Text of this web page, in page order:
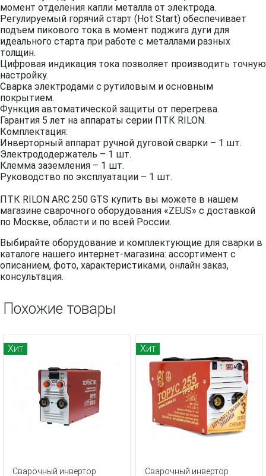
момент отделения капли металла от электрода.
Регулируемый горячий старт (Hot Start) обеспечивает
подъем пикового тока в момент поджига дуги для
идеального старта при работе с металлами разных
толщин.
Цифровая индикация тока позволяет производить точную
настройку.
Сварка электродами с рутиловым и основным
покрытием.
Функция автоматической защиты от перегрева.
Гарантия 5 лет на аппараты серии ПТК RILON.
Комплектация:
Инверторный аппарат ручной дуговой сварки – 1 шт.
Электрододержатель – 1 шт.
Клемма заземления – 1 шт.
Руководство по эксплуатации – 1 шт.
ПТК RILON ARC 250 GTS купить вы можете в нашем
магазине сварочного оборудования «ZEUS» с доставкой
по Москве, области и по всей России.
Выбирайте оборудование и комплектующие для сварки в
каталоге нашего интернет-магазина: ассортимент с
описанием, фото, характеристиками, онлайн заказ,
консультация.
Похожие товары
Хит
Сварочный инвертор
Хит
Сварочный инвертор